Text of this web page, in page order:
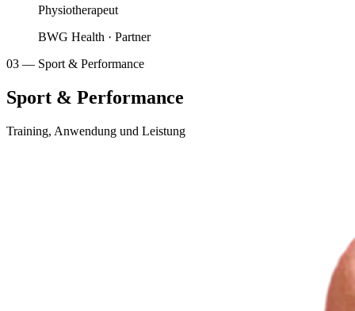
Physiotherapeut
BWG Health · Partner
03 — Sport & Performance
Sport & Performance
Training, Anwendung und Leistung